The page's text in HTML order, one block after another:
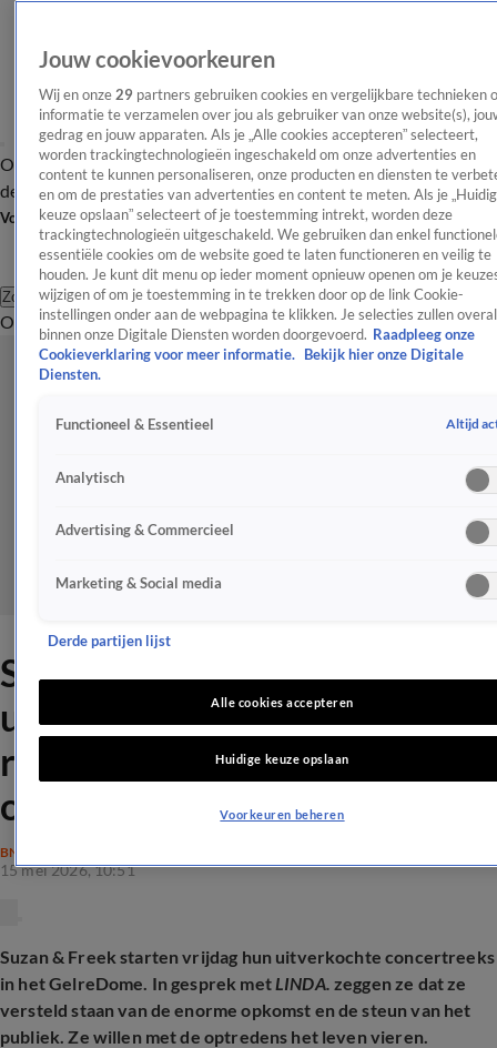
OverzichtAfleveringen Entertainment TV Algemeen
Tip
de redactieNieuwsbrief
Volg Shownieuws
Zoeken
OverzichtEntertainmentSpraakmakendRealityCrimeVideo's
Suzan en Freek geraakt door
uitverkochte GelreDome-
reeks: 'Bijzonder om zo
omarmd te worden'
BN'ERS
15 mei 2026, 10:51
Suzan & Freek starten vrijdag hun uitverkochte concertreeks
in het GelreDome. In gesprek metLINDA. zeggen ze dat ze
versteld staan van de enorme opkomst en de steun van het
publiek. Ze willen met de optredens het leven vieren.
Jouw cookievoorkeuren
Wij en onze 29 partners gebruiken cookies en vergelijkbare technieken
informatie te verzamelen over jou als gebruiker van onze website(s),
gedrag en jouw apparaten. Als je „Alle cookies accepteren” selecteert,
worden trackingtechnologieën ingeschakeld om onze advertenties en
content te kunnen personaliseren, onze producten en diensten te
en om de prestaties van advertenties en content te meten. Als je
keuze opslaan” selecteert of je toestemming intrekt, worden deze
trackingtechnologieën uitgeschakeld. We gebruiken dan enkel
essentiële cookies om de website goed te laten functioneren en veilig te
houden. Je kunt dit menu op ieder moment opnieuw openen om je
wijzigen of om je toestemming in te trekken door op de link Cookie-
instellingen onder aan de webpagina te klikken. Je selecties zullen overal
binnen onze Digitale Diensten worden doorgevoerd. Raadpleeg onze
Cookieverklaring voor meer informatie.
Bekijk hier onze Digitale
Diensten.
Functioneel & Essentieel Altijd
Analytisch
Advertising & Commercieel
Marketing & Social media
Derde partijen lijst
Alle cookies accepteren
Huidige keuze opslaan
Voorkeuren beheren